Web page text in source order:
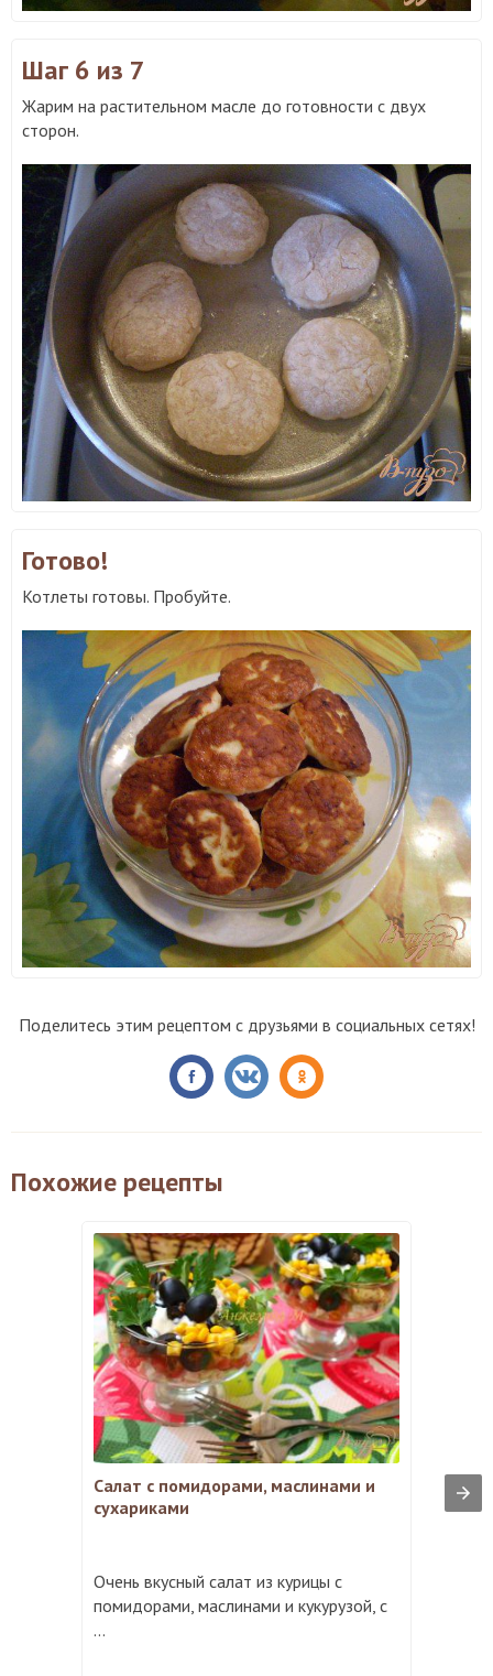
Шаг 6 из 7
Жарим на растительном масле до готовности с двух
сторон.
Готово!
Котлеты готовы. Пробуйте.
Поделитесь этим рецептом с друзьями в социальных сетях!
Похожие рецепты
Салат с помидорами, маслинами и
сухариками
Очень вкусный салат из курицы с
помидорами, маслинами и кукурузой, с
...